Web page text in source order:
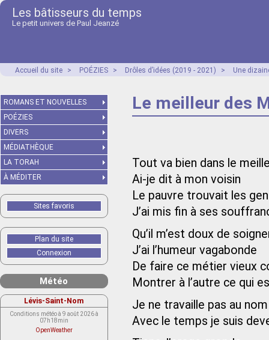
Les bâtisseurs du temps
Le petit univers de Paul Jeanzé
Accueil du site > POÉZIES > Drôles d’idées (2019 - 2021) > Une
Le meilleur des
Tout va bien dans le
Ai-je dit à mon voisin
Le pauvre trouvait les
J’ai mis fin à ses
Qu’il m’est doux de
J’ai l’humeur vagabonde
De faire ce métier vieux
Montrer à l’autre ce qui
Je ne travaille pas au
Avec le temps je suis
ROMANS ET NOUVELLES
POÉZIES
DIVERS
MÉDIATHÈQUE
LA TORAH
À MÉDITER
Sites favoris
Plan du site
Connexion
Météo
Lévis-Saint-Nom
Conditions météo à 9 août 2026 à
07h18min
OpenWeather